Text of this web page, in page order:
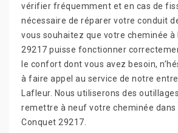
vérifier fréquemment et en cas de
nécessaire de réparer votre conduit
vous souhaitez que votre cheminée à
29217 puisse fonctionner
le confort dont vous avez besoin,
à faire appel au service de notre
Lafleur. Nous utiliserons des
remettre à neuf votre cheminée dans
Conquet 29217.